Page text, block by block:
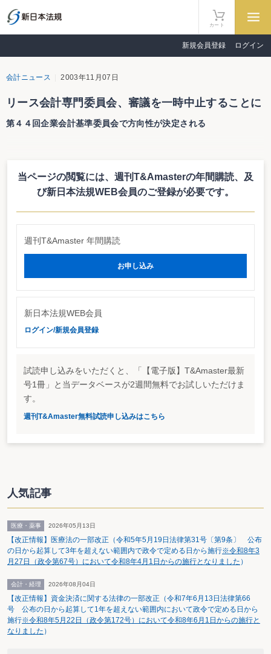
カート
新規会員登録 ログイン
会計ニュース 2003年11月07日
リース会計専門委員会、審議を一時中止することに
第４４回企業会計基準委員会で方向性が決定される
は所有権移転外ファイナンス・リースの例外処理（注記処理）の廃止の是非を
検討するため、昨年の８月に設置されて以降、９回にわたる審議を重ねてき
た。しかし、例外処理の廃止はリースのメリットを喪失させるとともに、レバ
業界を中心として経済界から根強い反対論があり、議論は平行性をたどってい
ら、確定決算主義のもと会計だけ売買処理に移行した場合にさまざまな問題点
が生じることが予想される。そこで、今後は課税当局を含めた関係者間での合
意を形成していくことが不可欠であると判断し、議論を一時中止することとな
されていない。手詰まり状態となり、有効な打開策も見えない状況下での一時
中止という事態に、「このままでは議論がとまってしまう。単に中止するので
はなく、今後の具体的なアクションをつめていくべき」と苛立ちを見せる委員
あるが、リース会計において例外処理である賃貸借処理が事実上原則となって
しまっている点は会計後進国であった時代の残滓といえる。ＡＳＢが民間の会
計基準設定主体として利害調整機能をどこまで発揮できるのかが問われている
といえよう。
当ページの閲覧には、週刊T&Amasterの年間購読、 及
び新日本法規WEB会員のご登録が必要です。
週刊T&Amaster 年間購読
お申し込み
新日本法規WEB会員
ログイン/新規会員登録
試読申し込みをいただくと、「【電子版】T&Amaster最新
号1冊」と当データベースが2週間無料でお試しいただけま
す。
週刊T&Amaster無料試読申し込みはこちら
人気記事
医療・薬事 2026年05月13日
【改正情報】医療法の一部改正（令和5年5月19日法律第31号〔第9条〕 公布
の日から起算して3年を超えない範囲内で政令で定める日から施行※令和8年3
月27日（政令第67号）において令和8年4月1日からの施行となりました ）
会計・経理 2026年08月04日
【改正情報】資金決済に関する法律の一部改正（令和7年6月13日法律第66
号 公布の日から起算して1年を超えない範囲内において政令で定める日から
施行※令和8年5月22日（政令第172号）において令和8年6月1日からの施行と
なりました ）